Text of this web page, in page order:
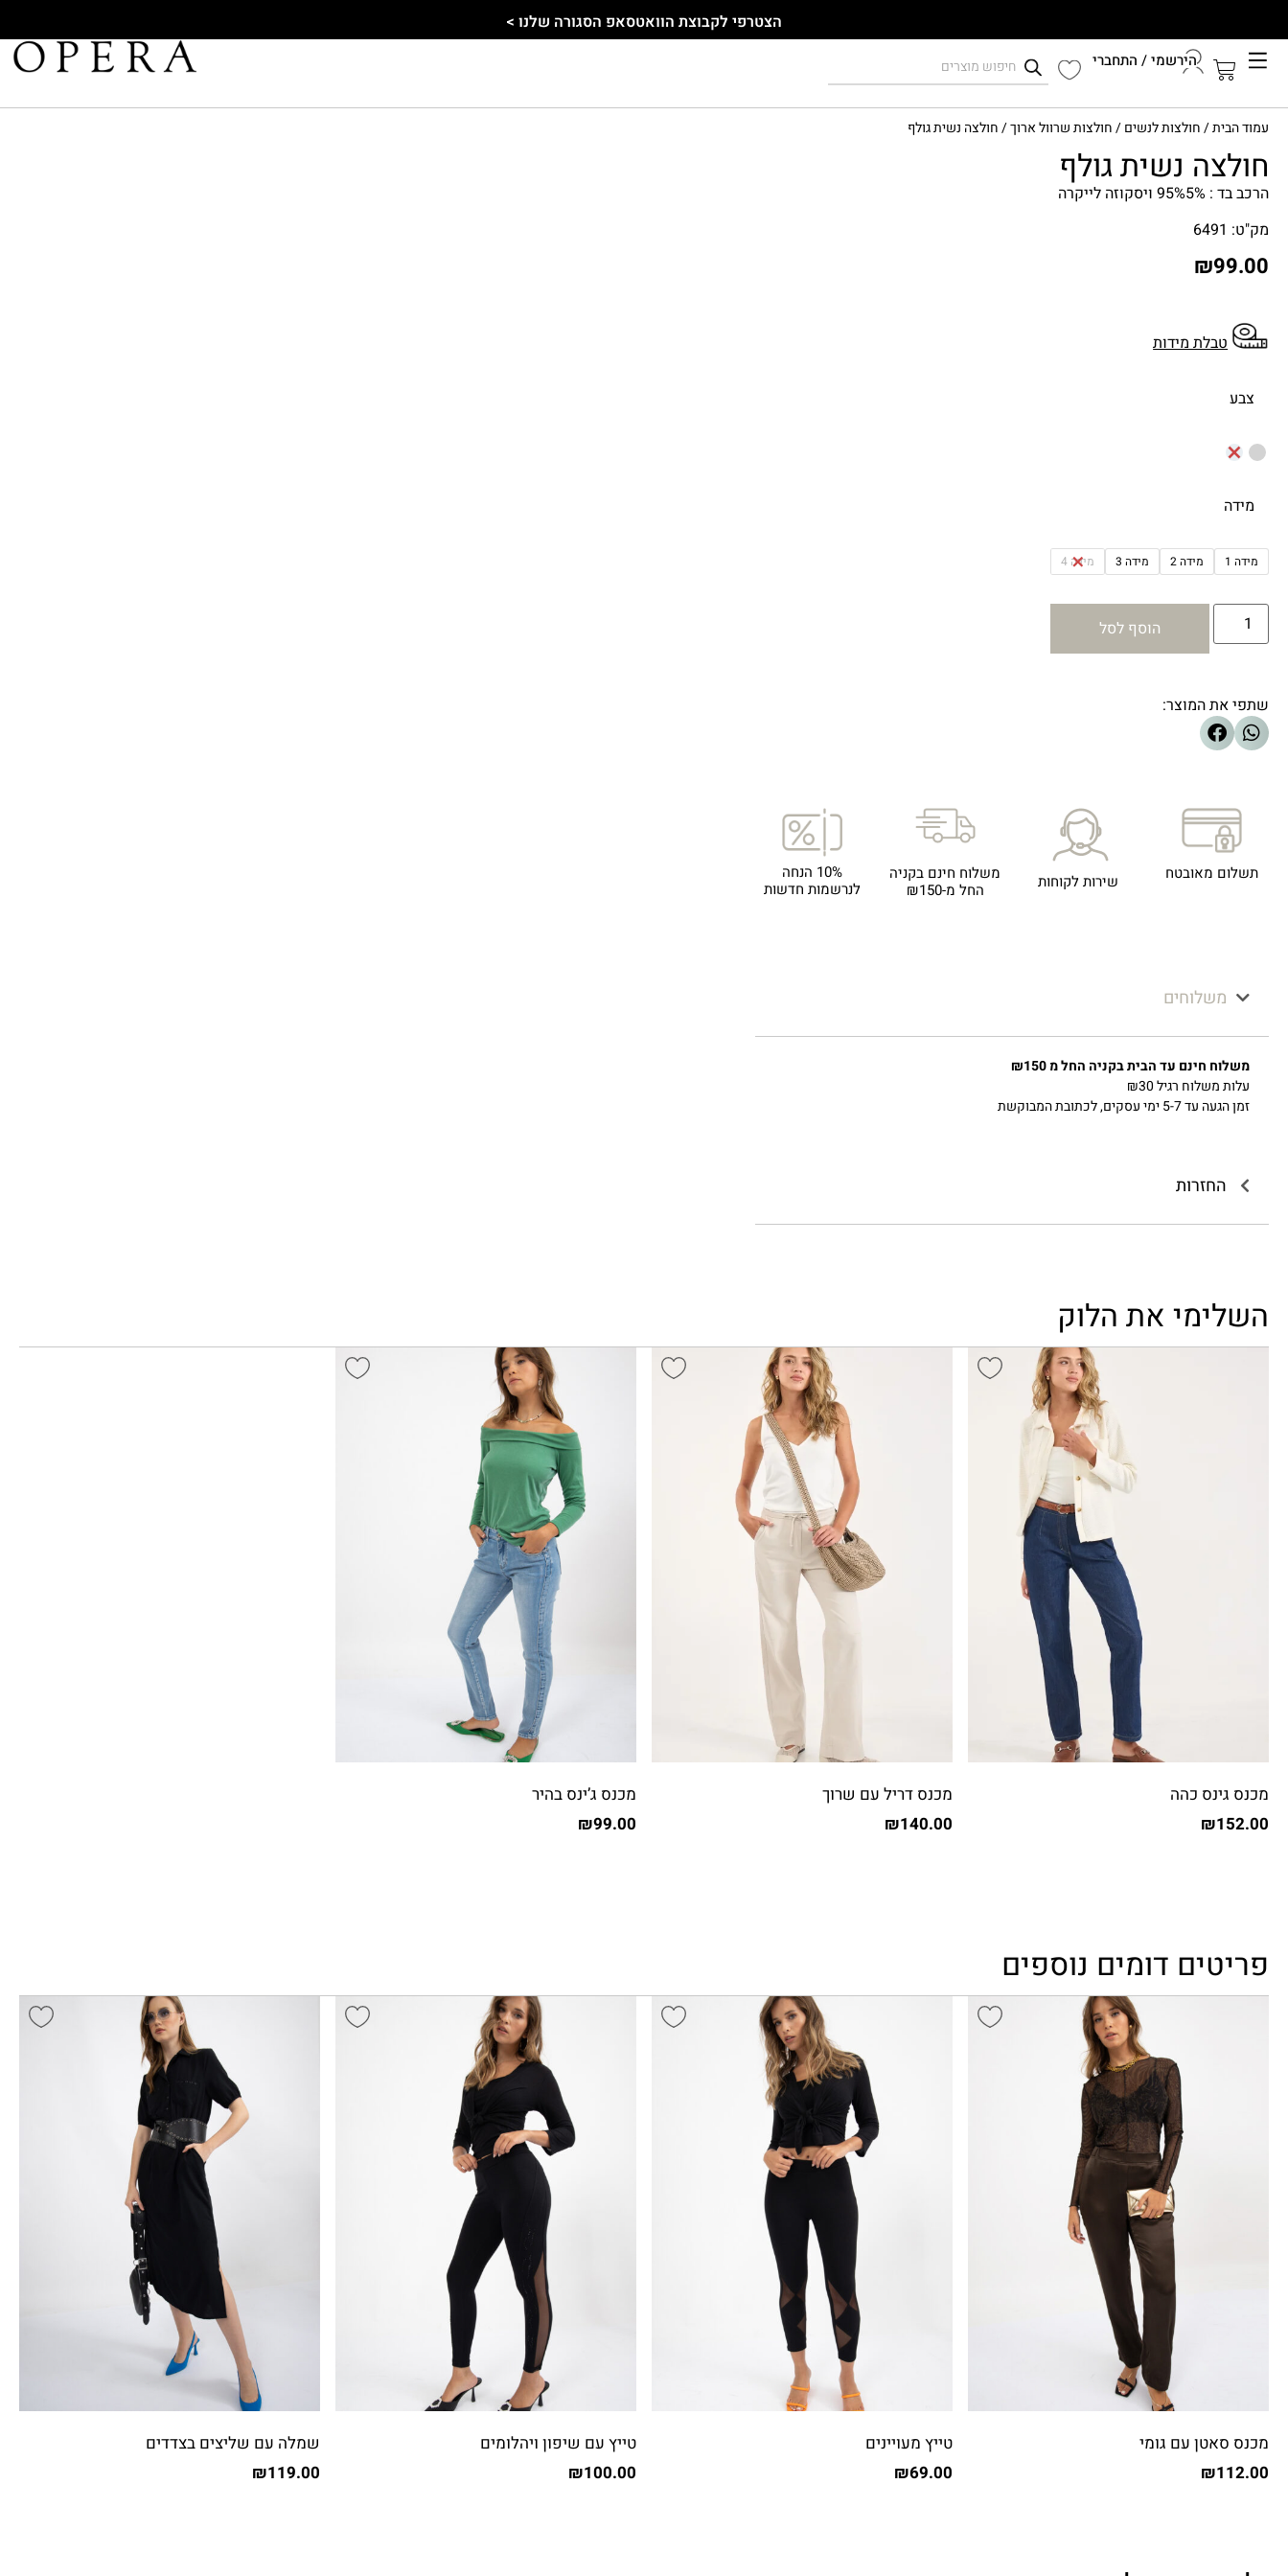
הצטרפי לקבוצת הוואטסאפ הסגורה שלנו >
הירשמי / התחברי
עמוד הבית/חולצות לנשים/חולצות שרוול ארוך/ חולצה נשית גולף
חולצה נשית גולף
הרכב בד : 95%5% ויסקוזה לייקרה
מק"ט: 6491
₪99.00
טבלת מידות
צבע
מידה
מידה 1 מידה 2 מידה 3 מידה 4
הוסף לסל
שתפי את המוצר:
תשלום מאובטח שירות לקוחות
משלוח חינם בקניה
החל מ-₪150
10% הנחה
לנרשמות חדשות
משלוחים
משלוח חינם עד הבית בקניה החל מ ₪150
עלות משלוח רגיל ₪30
זמן הגעה עד 5-7 ימי עסקים, לכתובת המבוקשת
החזרות
השלימי את הלוק
מכנס גינס כהה
₪152.00
מכנס דריל עם שרוך
₪140.00
מכנס ג’ינס בהיר
₪99.00
פריטים דומים נוספים
מכנס סאטן עם גומי
₪112.00
טייץ מעויינים
₪69.00
טייץ עם שיפון ויהלומים
₪100.00
שמלה עם שליצים בצדדים
₪119.00